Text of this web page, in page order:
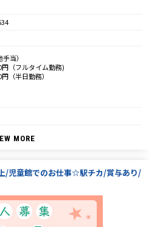
他手当）
（フルタイム勤務)
日勤務）
MORE
/児童館でのお仕事☆駅チカ/賞与あり/